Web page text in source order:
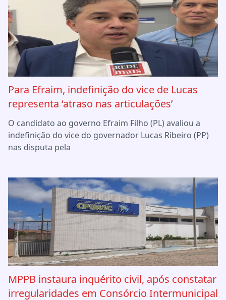
Para Efraim, indefinição do vice de Lucas
representa ‘atraso nas articulações’
O candidato ao governo Efraim Filho (PL) avaliou a
indefinição do vice do governador Lucas Ribeiro (PP)
nas disputa pela
MPPB instaura inquérito civil, após constatar
irregularidades em Consórcio Intermunicipal